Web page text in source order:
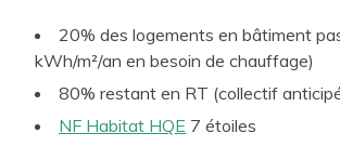
enjeux, y compris au travers de
20% des logements en bâtiment
kWh/m²/an en besoin de chauffage)
80% restant en RT (collectif
NF Habitat HQE 7 étoiles